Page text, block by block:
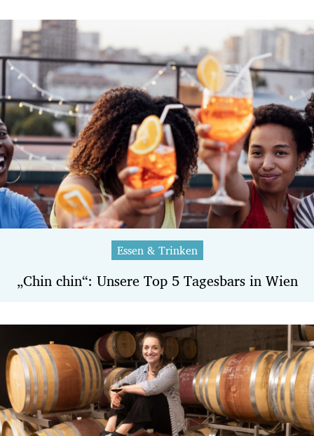
Essen & Trinken
„Chin chin“: Unsere Top 5 Tagesbars in Wien